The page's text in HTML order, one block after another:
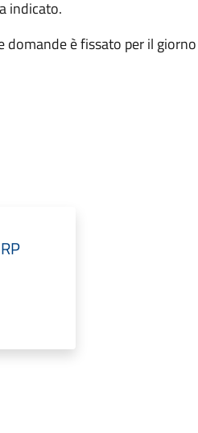
indicato.
domande è fissato per il